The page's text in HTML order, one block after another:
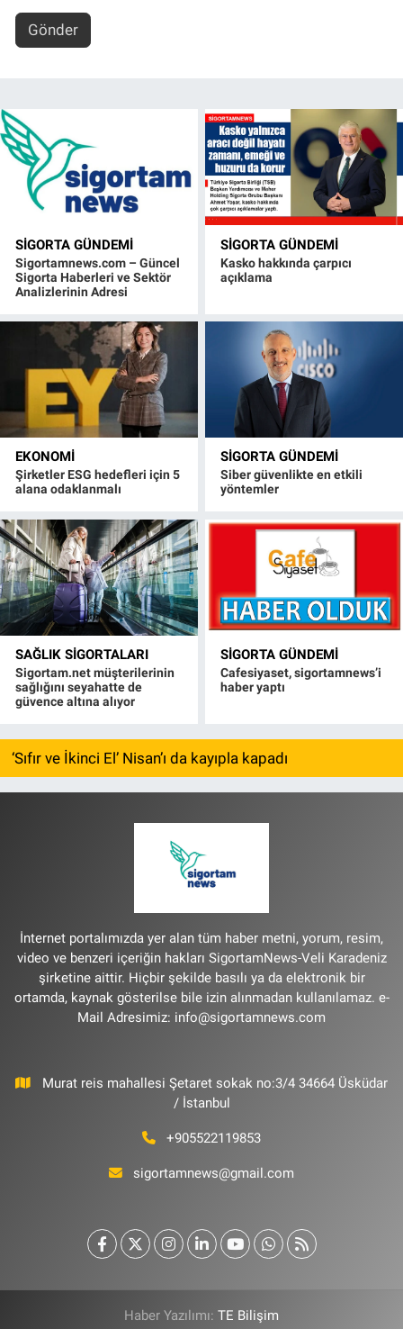
Gönder
SIGORTA GÜNDEMI
Sigortamnews.com – Güncel
Sigorta Haberleri ve Sektör
Analizlerinin Adresi
SIGORTA GÜNDEMI
Kasko hakkında çarpıcı
açıklama
EKONOMI
Şirketler ESG hedefleri için 5
alana odaklanmalı
SIGORTA GÜNDEMI
Siber güvenlikte en etkili
yöntemler
SAĞLIK SIGORTALARI
Sigortam.net müşterilerinin
sağlığını seyahatte de
güvence altına alıyor
SIGORTA GÜNDEMI
Cafesiyaset, sigortamnews’i
haber yaptı
‘Sıfır ve İkinci El’ Nisan’ı da kayıpla kapadı
İnternet portalımızda yer alan tüm haber metni, yorum, resim,
video ve benzeri içeriğin hakları SigortamNews-Veli Karadeniz
şirketine aittir. Hiçbir şekilde basılı ya da elektronik bir
ortamda, kaynak gösterilse bile izin alınmadan kullanılamaz. e-
Mail Adresimiz: info@sigortamnews.com
Murat reis mahallesi Şetaret sokak no:3/4 34664 Üsküdar
/ İstanbul
+905522119853
sigortamnews@gmail.com
Haber Yazılımı: TE Bilişim